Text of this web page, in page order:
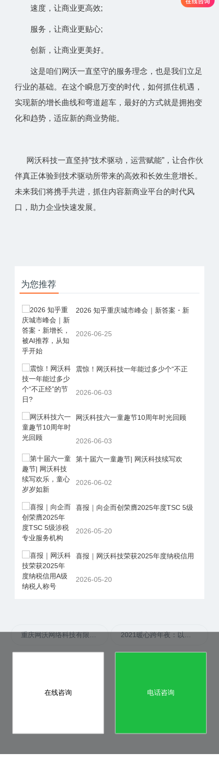
速度，让商业更高效;
服务，让商业更贴心;
创新，让商业更美好。
这是咱们网沃一直坚守的服务理念，也是我们立足
行业的基础。在这个瞬息万变的时代，如何抓住机遇，
实现新的增长曲线和弯道超车，最好的方式就是拥抱变
化和趋势，适应新的商业势能。
网沃科技一直坚持“技术驱动，运营赋能”，让合作伙
伴真正体验到技术驱动所带来的高效和长效生意增长。
未来我们将携手共进，抓住内容新商业平台的时代风
口，助力企业快速发展。
为您推荐
2026 知乎重庆城市峰会｜新答案・新
2026-06-25
震惊！网沃科技一年能过多少个“不正
2026-06-03
网沃科技六一童趣节10周年时光回顾
2026-06-03
第十届六一童趣节| 网沃科技续写欢
2026-06-02
喜报｜向企而创荣膺2025年度TSC 5级
2026-05-20
喜报｜网沃科技荣获2025年度纳税信用
2026-05-20
重庆网沃网络科技有限公司知乎代理授权书 2021暖心跨年夜：以梦为马，同心同行
在线咨询 电话咨询